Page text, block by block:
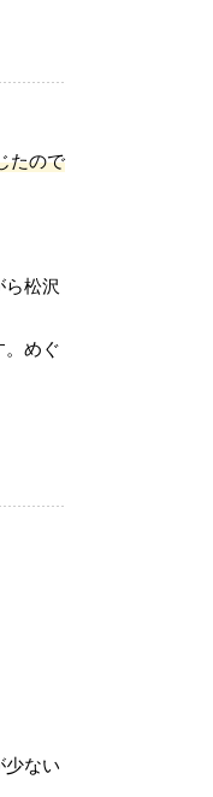
たので
松沢
。めぐ
少ない